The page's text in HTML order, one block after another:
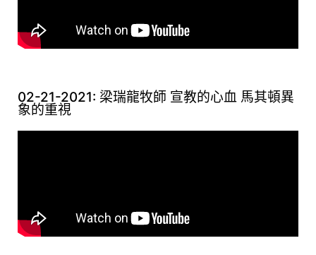
02-21-2021: 梁瑞龍牧師 宣教的心血 馬其頓異
象的重視